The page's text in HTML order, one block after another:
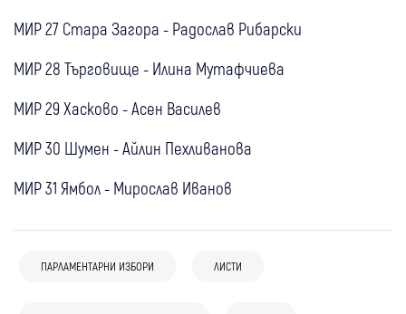
МИР 27 Стара Загора - Радослав Рибарски
МИР 28 Търговище - Илина Мутафчиева
МИР 29 Хасково - Асен Василев
МИР 30 Шумен - Айлин Пехливанова
МИР 31 Ямбол - Мирослав Иванов
ПАРЛАМЕНТАРНИ ИЗБОРИ ЛИСТИ
03 май
България 03 май